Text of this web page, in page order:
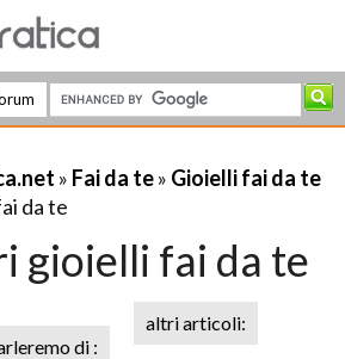
» Fai da te» Gioielli fai da te
da te
gioielli fai da te
di :
altri articoli: